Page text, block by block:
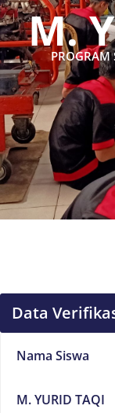
M.PROGRAM
Data
Nama Siswa
M. YURID TAQI